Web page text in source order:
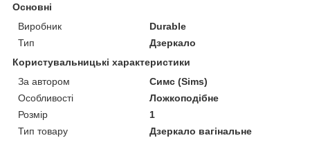
Основні
Виробник
Durable
Тип
Дзеркало
Користувальницькі характеристики
За автором
Симс (Sims)
Особливості
Ложкоподібне
Розмір
1
Тип товару
Дзеркало вагінальне